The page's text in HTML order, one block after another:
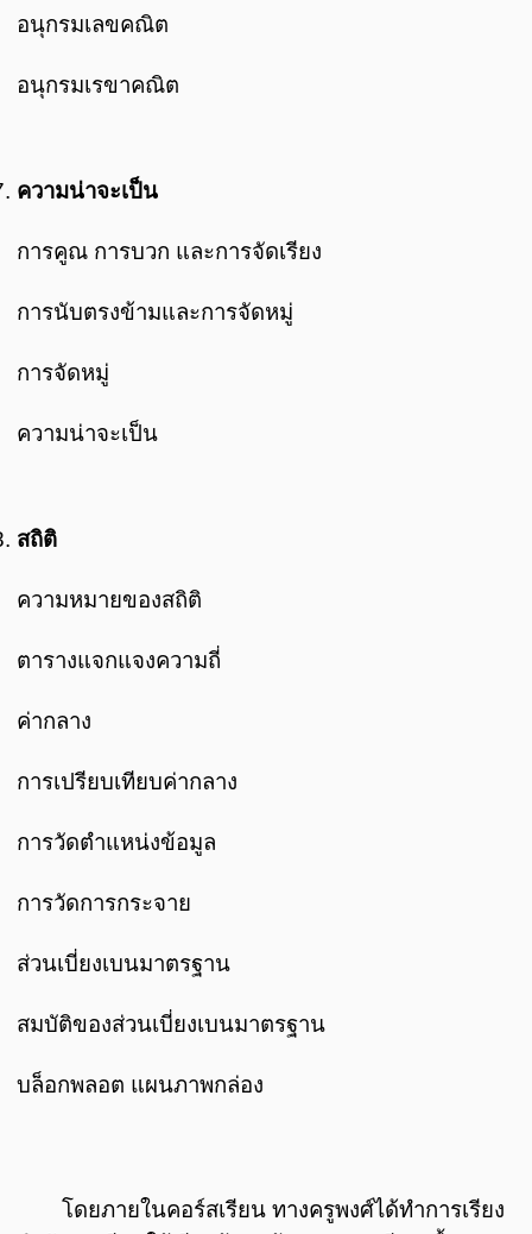
อนุกรมเลขคณิต
อนุกรมเรขาคณิต
ความน่าจะเป็น
การคูณ การบวก และการจัดเรียง
การนับตรงข้ามและการจัดหมู่
การจัดหมู่
ความน่าจะเป็น
สถิติ
ความหมายของสถิติ
ตารางแจกแจงความถี่
ค่ากลาง
การเปรียบเทียบค่ากลาง
การวัดตำแหน่งข้อมูล
การวัดการกระจาย
ส่วนเบี่ยงเบนมาตรฐาน
สมบัติของส่วนเบี่ยงเบนมาตรฐาน
บล็อกพลอต แผนภาพกล่อง
โดยภายในคอร์สเรียน ทางครูพงศ์ได้ทำการเรียง